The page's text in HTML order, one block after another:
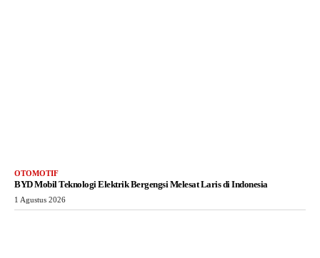
OTOMOTIF
BYD Mobil Teknologi Elektrik Bergengsi Melesat Laris di Indonesia
1 Agustus 2026